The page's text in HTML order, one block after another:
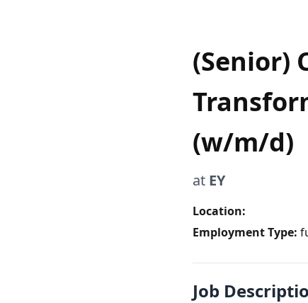
(Senior)
(w/m/d)
at EY
Location:
Employment Type:
Job